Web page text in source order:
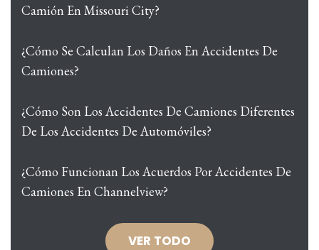
Camión En Missouri City?
¿Cómo Se Calculan Los Daños En Accidentes De
Camiones?
¿Cómo Son Los Accidentes De Camiones Diferentes
De Los Accidentes De Automóviles?
¿Cómo Funcionan Los Acuerdos Por Accidentes De
Camiones En Channelview?
VER TODO